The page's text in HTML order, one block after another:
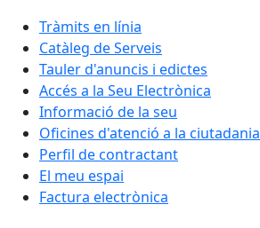
Tràmits en línia
Catàleg de Serveis
Tauler d'anuncis i edictes
Accés a la Seu Electrònica
Informació de la seu
Oficines d'atenció a la ciutadania
Perfil de contractant
El meu espai
Factura electrònica